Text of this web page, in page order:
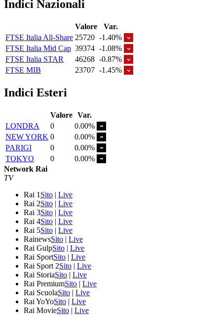
Indici Nazionali
Valore
Var.
FTSE Italia All-Share 25720 -1.40%
FTSE Italia Mid Cap 39374 -1.08%
FTSE Italia STAR
46268 -0.87%
FTSE MIB
23707 -1.45%
Indici Esteri
Valore Var.
LONDRA
0
0.00%
NEW YORK 0
0.00%
PARIGI
0
0.00%
TOKYO
0
0.00%
Network Rai
TV
Rai 1 Sito | Live
Rai 2Sito | Live
Rai 3Sito | Live
Rai 4Sito | Live
Rai 5Sito | Live
RainewsSito | Live
Rai GulpSito | Live
Rai SportSito | Live
Rai Sport 2Sito | Live
Rai StoriaSito | Live
Rai PremiumSito | Live
Rai ScuolaSito | Live
Rai YoYoSito | Live
Rai MovieSito | Live